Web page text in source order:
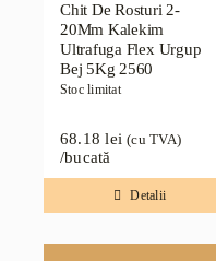
Chit De Rosturi 2-
20Mm Kalekim
Ultrafuga Flex Urgup
Bej 5Kg 2560
Stoc limitat
68.18lei (cu TVA)
/bucată
Detalii